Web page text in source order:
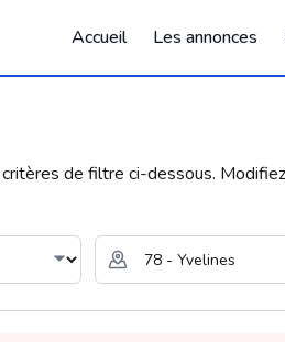
Accueil Les annonces
de filtre ci-dessous.